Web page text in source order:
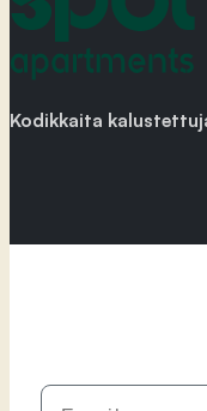
Kodikkaita
Email